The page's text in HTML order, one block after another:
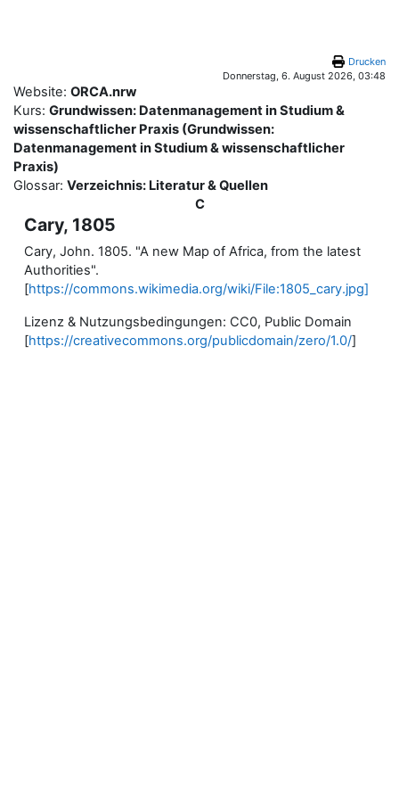
Drucken
Donnerstag, 6. August 2026, 03:48
Website: ORCA.nrw
Kurs: Grundwissen: Datenmanagement in Studium &
wissenschaftlicher Praxis (Grundwissen:
Datenmanagement in Studium & wissenschaftlicher
Praxis)
Glossar: Verzeichnis: Literatur & Quellen
C
Cary, 1805
Cary, John. 1805. "A new Map of Africa, from the latest
Authorities".
[https://commons.wikimedia.org/wiki/File:1805_cary.jpg]
Lizenz & Nutzungsbedingungen: CC0, Public Domain
[https://creativecommons.org/publicdomain/zero/1.0/]